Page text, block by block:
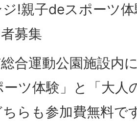
ジ!親子deスポーツ
募集
合運動公園施設内
ツ体験」と「大人
ちらも参加費無料で